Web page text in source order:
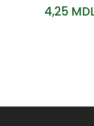
4,25